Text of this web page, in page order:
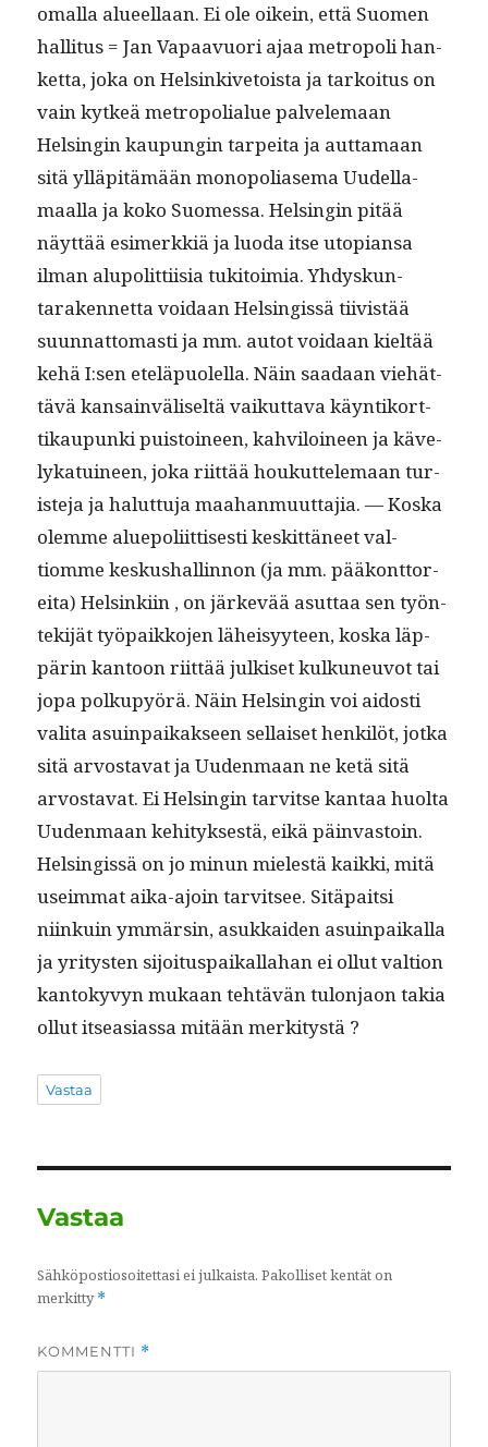
oma­l­la alueel­laan. Ei ole oikein, että Suomen
hal­li­tus = Jan Vapaavuori ajaa metropoli han­
ket­ta, joka on Helsinkive­toista ja tarkoi­tus on
vain kytkeä metropo­lialue palvele­maan
Helsin­gin kaupun­gin tarpei­ta ja aut­ta­maan
sitä ylläpitämään monop­o­liase­ma Uudel­la­
maal­la ja koko Suomes­sa. Helsin­gin pitää
näyt­tää esimerkkiä ja luo­da itse utopi­ansa
ilman alupolit­ti­isia tuk­i­toimia. Yhdyskun­
taraken­net­ta voidaan Helsingis­sä tiivistää
suun­nat­tomasti ja mm. autot voidaan kieltää
kehä I:sen eteläpuolel­la. Näin saadaan viehät­
tävä kan­sain­väliseltä vaikut­ta­va käyn­tiko­rt­
tikaupun­ki puis­toi­neen, kahviloi­neen ja käve­
lyka­tu­ineen, joka riit­tää houkut­tele­maan tur­
is­te­ja ja halut­tu­ja maa­han­muut­ta­jia. — Kos­ka
olemme alue­poli­it­tis­es­ti keskit­täneet val­
tiomme keskushallinnon (ja mm. pääkont­tor­
e­i­ta) Helsinki­in , on järkevää asut­taa sen työn­
tek­i­jät työ­paikko­jen läheisyy­teen, kos­ka läp­
pärin kan­toon riit­tää julkiset kulkuneu­vot tai
jopa polkupyörä. Näin Helsin­gin voi aidosti
vali­ta asuin­paikak­seen sel­l­aiset henkilöt, jot­ka
sitä arvosta­vat ja Uuden­maan ne ketä sitä
arvosta­vat. Ei Helsin­gin tarvitse kan­taa huol­ta
Uuden­maan kehi­tyk­ses­tä, eikä päin­vas­toin.
Helsingis­sä on jo min­un mielestä kaik­ki, mitä
useim­mat aika-ajoin tarvit­see. Sitä­pait­si
niinkuin ymmärsin, asukkaiden asuin­paikalla
ja yri­tys­ten sijoi­tu­s­paikalla­han ei ollut val­tion
kan­tokyvyn mukaan tehtävän tulon­jaon takia
ollut itseasi­as­sa mitään merkitystä ?
Vastaa
Vastaa
Sähköpostiosoitettasi ei julkaista. Pakolliset kentät on
merkitty*
KOMMENTTI *